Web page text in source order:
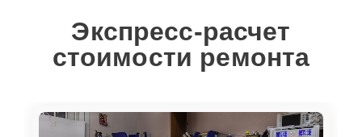
Экспресс-расчет
стоимости ремонта